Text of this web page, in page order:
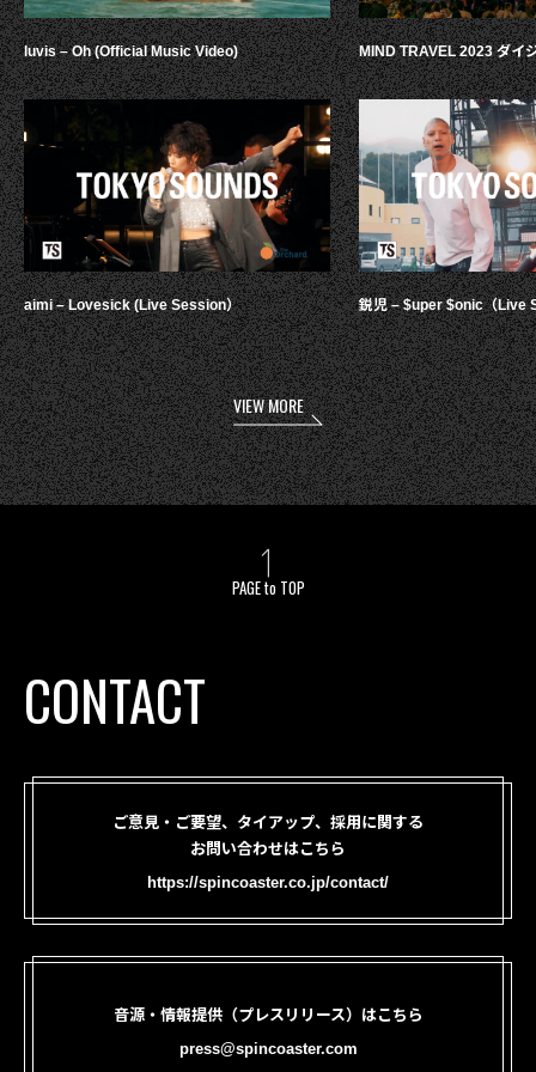
luvis – Oh (Official Music Video)
aimi – Lovesick (Live Session）
MIND TRAVEL 2023 ダイ
鋭児 – $uper $onic（Live
VIEW MORE
PAGE to TOP
CONTACT
ご意見・ご要望、タイアップ、採用に関する
お問い合わせはこちら
https://spincoaster.co.jp/contact/
音源・情報提供（プレスリリース）はこちら
press@spincoaster.com